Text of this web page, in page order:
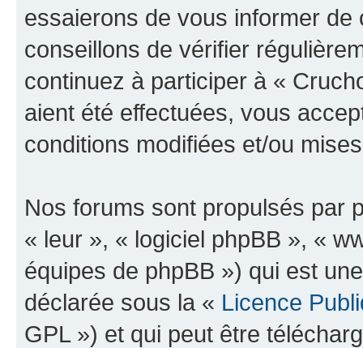
essaierons de vous informer
conseillons de vérifier
continuez à participer à «
aient été effectuées, vous
conditions modifiées et/ou
Nos forums sont propulsés par
« leur », « logiciel phpBB », «
équipes de phpBB ») qui est
déclarée sous la « Licence
GPL ») et qui peut être